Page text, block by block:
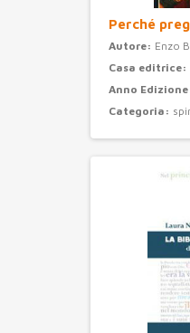
Perché
Autore: Enzo
Casa editrice:
Anno
Categoria: